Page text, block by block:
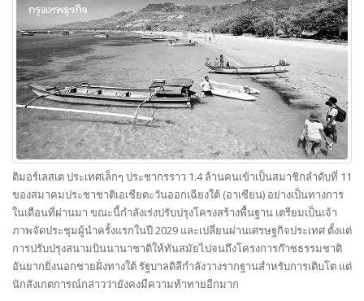
ติมอร์เลสเต ประเทศเล็กๆ ประชากรราว 1.4 ล้านคนเข้าเป็นสมาชิกลำดับที่ 11
ของสมาคมประชาชาติเอเชียตะวันออกเฉียงใต้ (อาเซียน) อย่างเป็นทางการ
ในเดือนที่ผ่านมา ขณะนี้กำลังเร่งปรับปรุงโครงสร้างพื้นฐาน เตรียมเป็นเจ้า
ภาพจัดประชุมผู้นำครั้งแรกในปี 2029 และเปลี่ยนผ่านเศรษฐกิจประเทศ ตั้งแต่
การปรับปรุงสนามบินนานาชาติให้ทันสมัยไปจนถึงโครงการก๊าซธรรมชาติ
อันยากยิ่งนอกชายฝั่งทางใต้ รัฐบาลดิลีกำลังวางรากฐานสำหรับการเติบโต แต่
นักสังเกตการณ์กล่าวว่ายังคงมีความท้าทายอีกมาก